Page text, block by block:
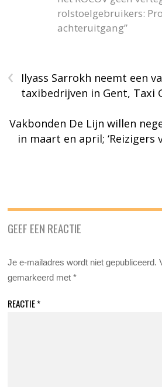
rolstoelgebruikers:
achteruitgang”
‹
Ilyass Sarrokh neemt een
taxibedrijven in Gent, Taxi
Vakbonden De Lijn willen
in maart en april; ‘Reizigers
GEEF EEN REACTIE
Je e-mailadres wordt niet gepubliceerd.
gemarkeerd met*
REACTIE*